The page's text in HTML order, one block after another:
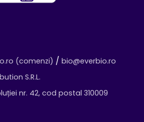
(comenzi) / bio@everbio.ro
S.R.L.
nr. 42, cod postal 310009